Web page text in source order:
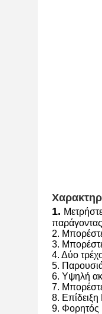
1.
2.
3.
4. Δύο
5.
6. Υψηλή
7.
8.
9. Φορητός